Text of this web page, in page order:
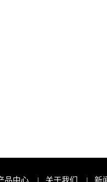
品中心 | 关于我们 | 新